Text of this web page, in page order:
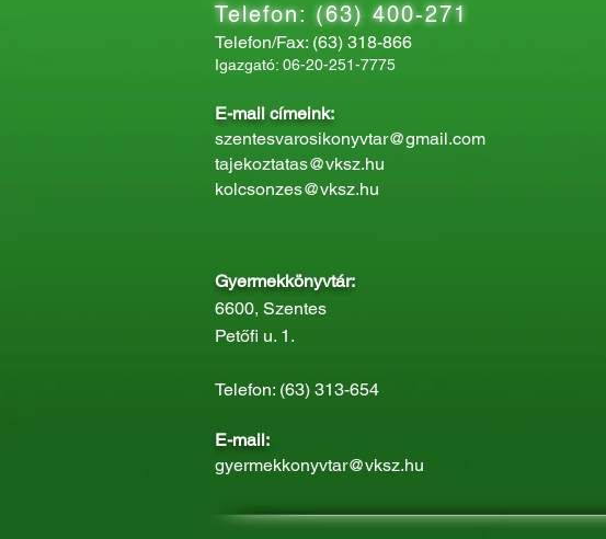
Telefon: (63) 400-271
Telefon/Fax: (63) 318-866
Igazgató: 06-20-251-7775
E-mail címeink:
szentesvarosikonyvtar@gmail.com
tajekoztatas@vksz.hu
kolcsonzes@vksz.hu
Gyermekkönyvtár:
6600, Szentes
Petőfi u. 1.
Telefon: (63) 313-654
E-mail:
gyermekkonyvtar@vksz.hu